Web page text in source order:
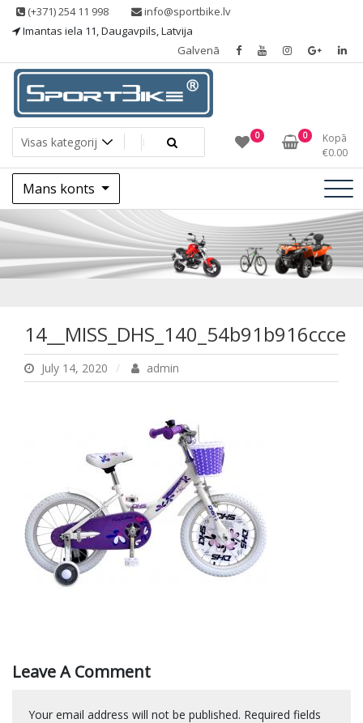
Skip (+371) 254 11 998
info@sportbike.lv
Imantas iela 11, Daugavpils, Latvija
Galvenā
Sportbike
Sporting goods 0 0
Kopā
€0.00
Mans konts
14__MISS_DHS_140_54b91b916ccce
July 14, 2020 admin
Leave A Comment
Your email address will not be published. Required fields